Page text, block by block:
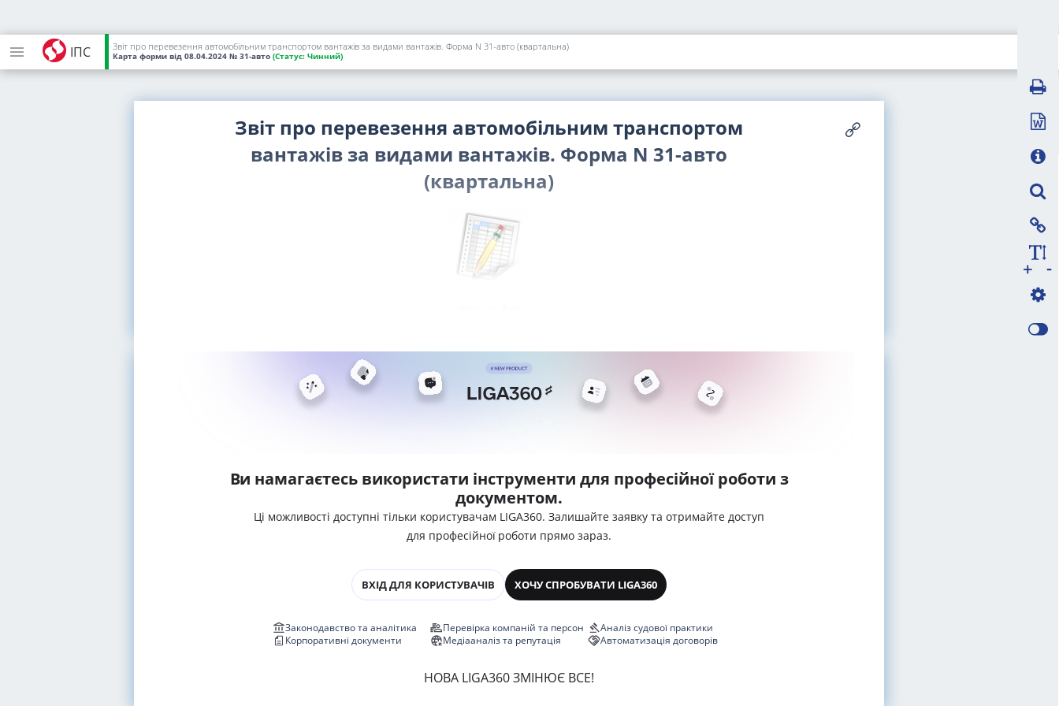
ІПС Звіт про перевезення автомобільним транспортом вантажів за видами вантажів. Форма N 31-авто (квартальна)
Карта форми від 08.04.2024 № 31-авто (Статус: Чинний)
Звіт про перевезення автомобільним транспортом
вантажів за видами вантажів. Форма N 31-авто
(квартальна)
Ви намагаєтесь використати інструменти для професійної роботи з
документом.
Ці можливості доступні тільки користувачам LIGA360. Залишайте заявку та отримайте доступ
для професійної роботи прямо зараз.
ВХІД ДЛЯ КОРИСТУВАЧІВ ХОЧУ СПРОБУВАТИ LIGA360
Законодавство та аналітика
Корпоративні документи
Перевірка компаній та персон
Медіааналіз та репутація
Аналіз судової практики
Автоматизація договорів
НОВА LIGA360 ЗМІНЮЄ ВСЕ!
-
+